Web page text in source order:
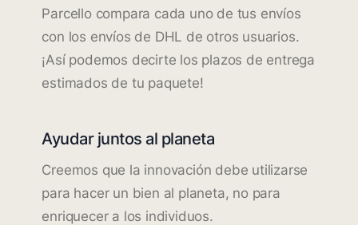
Parcello compara cada uno de tus envíos
con los envíos de DHL de otros usuarios.
¡Así podemos decirte los plazos de entrega
estimados de tu paquete!
Ayudar juntos al planeta
Creemos que la innovación debe utilizarse
para hacer un bien al planeta, no para
enriquecer a los individuos.